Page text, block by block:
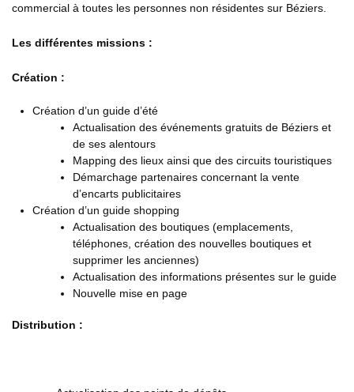
commercial à toutes les personnes non résidentes sur Béziers.
Les différentes missions :
Création :
Création d’un guide d’été
Actualisation des événements gratuits de Béziers et
de ses alentours
Mapping des lieux ainsi que des circuits touristiques
Démarchage partenaires concernant la vente
d’encarts publicitaires
Création d’un guide shopping
Actualisation des boutiques (emplacements,
téléphones, création des nouvelles boutiques et
supprimer les anciennes)
Actualisation des informations présentes sur le guide
Nouvelle mise en page
Distribution :